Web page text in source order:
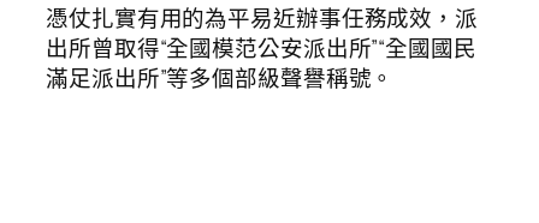
憑仗扎實有用的為平易近辦事任務成效，派
出所曾取得“全國模范公安派出所”“全國國民
滿足派出所”等多個部級聲譽稱號。